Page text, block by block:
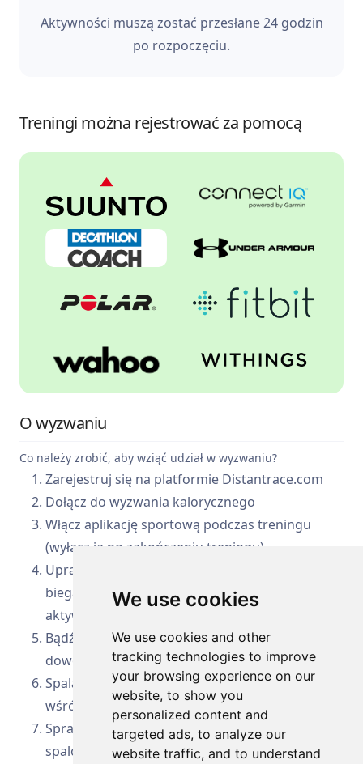
We use cookies
We use cookies and other
tracking technologies to improve
your browsing experience on our
website, to show you
personalized content and
targeted ads, to analyze our
website traffic, and to understand
Aktywności muszą zostać przesłane 24 godzin
po rozpoczęciu.
Treningi można rejestrować za pomocą
O wyzwaniu
Co należy zrobić, aby wziąć udział w wyzwaniu?
Zarejestruj się na platformie Distantrace.com
Dołącz do wyzwania kalorycznego
Włącz aplikację sportową podczas treningu
(wyłącz ją po zakończeniu treningu)
Uprawiaj dowolny rodzaj aktywności fizycznej –
bieganie, ćwiczenia, spacery, jazda na rowerze –
aktywność jest Twoim wyborem
Bądź aktywny fizycznie – w dowolnym miejscu, o
dowolnej porze, gdy jest Ci najwygodniej!
Spalaj kalorie i śledź swoją pozycję w rankingu
wśród innych uczestników
Sprawdź, ile energii możesz wyprodukować ze
spalonych kalorii w ciągu miesiąca!